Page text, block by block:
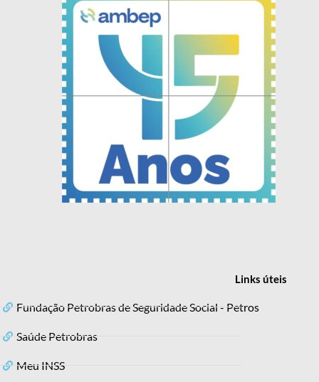
Linksúteis
Fundação Petrobras de Seguridade Social - Petros
Saúde Petrobras
Meu INSS